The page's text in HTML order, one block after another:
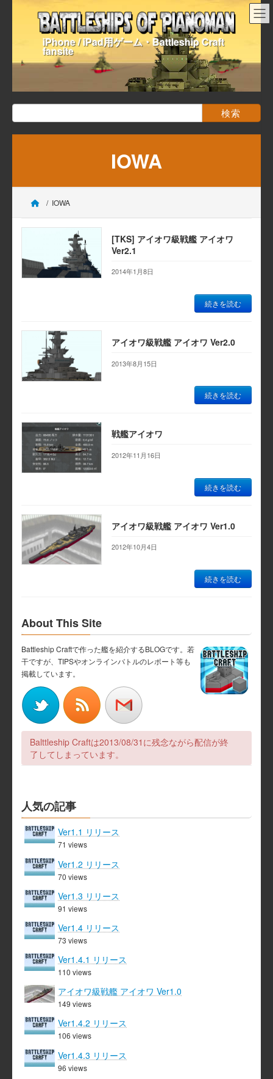
へ
キ
ッ
ョ
に
移
iPhone / iPad用ゲーム・Battleship Craft
fansite
検
索:
IOWA
IOWA
[TKS] アイオワ級戦艦 アイオワ
Ver2.1
2014年1月8日
続きを読む
アイオワ級戦艦 アイオワ Ver2.0
2013年8月15日
続きを読む
戦艦アイオワ
2012年11月16日
続きを読む
アイオワ級戦艦 アイオワ Ver1.0
2012年10月4日
続きを読む
About This Site
Battleship Craftで作った艦を紹介するBLOGです。若
干ですが、TIPSやオンラインバトルのレポート等も
掲載しています。
Balttleship Craftは2013/08/31に残念ながら配信が終
了してしまっています。
人気の記事
Ver1.1 リリース
71 views
Ver1.2 リリース
70 views
Ver1.3 リリース
91 views
Ver1.4 リリース
73 views
Ver1.4.1 リリース
110 views
アイオワ級戦艦 アイオワ Ver1.0
149 views
Ver1.4.2 リリース
106 views
Ver1.4.3 リリース
96 views